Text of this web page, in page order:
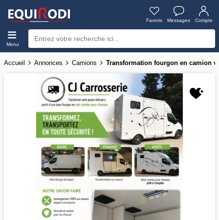
Favoris Messages Compte
Menu
Accueil Annonces Camions Transformation fourgon en camion